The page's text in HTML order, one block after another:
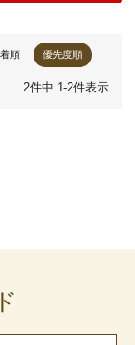
順 優先度順
2件中 1-2件表示